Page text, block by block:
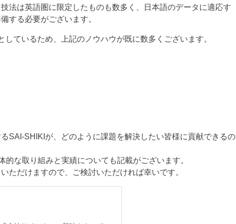
法は英語圏に限定したものも数多く、日本語のデータに適応す
する必要がございます。
ているため、上記のノウハウが既に数多くございます。
SAI-SHIKIが、どのように課題を解決したい皆様に貢献できるの
的な取り組みと実績についても記載がございます。
ただけますので、ご検討いただければ幸いです。